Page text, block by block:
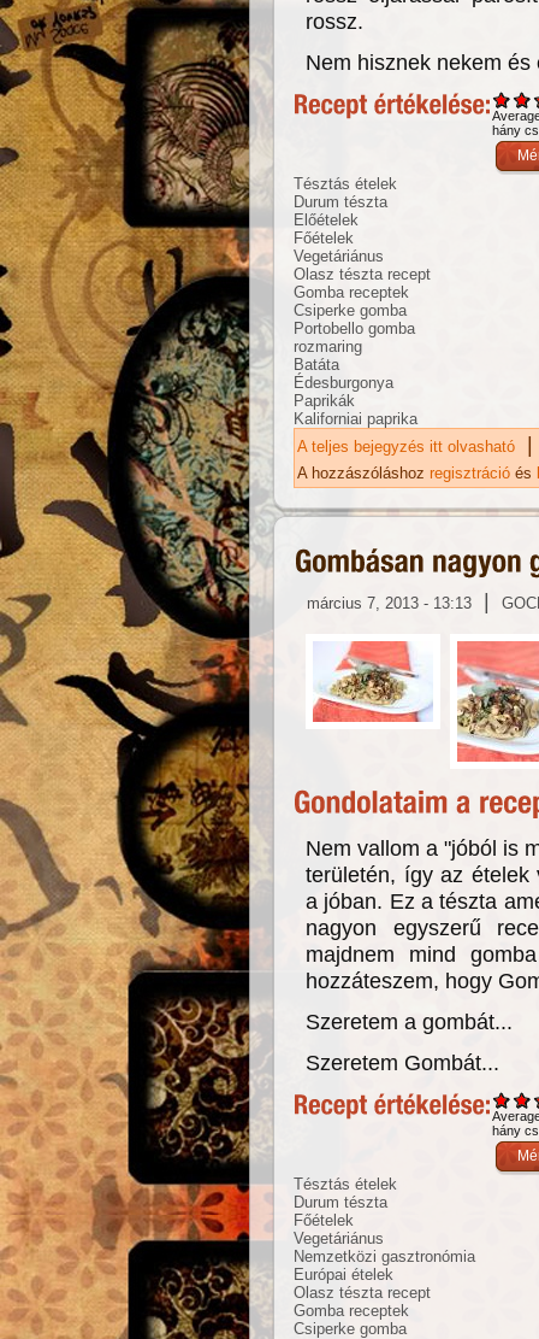
rossz.
Nem hisznek nekem és
hány
Tésztás ételek
Durum tészta
Előételek
Főételek
Vegetáriánus
Olasz tészta recept
Gomba receptek
Csiperke gomba
Portobello gomba
rozmaring
Batáta
Édesburgonya
Paprikák
Kaliforniai paprika
A teljes bejegyzés itt olvasható
|
A hozzászóláshoz regisztráció és
március 7, 2013 - 13:13 |
Nem vallom a "jóból is
területén, így az ételek
a jóban. Ez a tészta
nagyon egyszerű
majdnem mind
hozzáteszem, hogy
Szeretem a gombát...
Szeretem Gombát...
hány
Tésztás ételek
Durum tészta
Főételek
Vegetáriánus
Nemzetközi gasztronómia
Európai ételek
Olasz tészta recept
Gomba receptek
Csiperke gomba